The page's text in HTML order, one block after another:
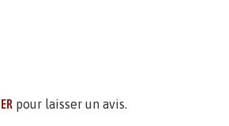
pour laisser un avis.